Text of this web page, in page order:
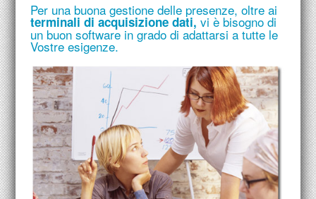
Per una buona gestione delle presenze, oltre ai
terminali di acquisizione dati, vi è bisogno di
un buon software in grado di adattarsi a tutte le
Vostre esigenze.